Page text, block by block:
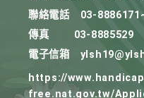
聯絡電話
03-
傳真
03-8885529
電子信箱
https://
free.nat.gov.tw/